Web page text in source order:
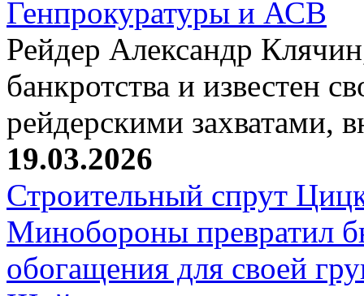
Генпрокуратуры и АСВ
Рейдер Александр
банкротства и известен
рейдерскими захватами,
19.03.2026
Строительный спрут
Минобороны превратил
обогащения для своей